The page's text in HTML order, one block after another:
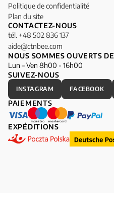
Politique de confidentialité
Plan du site
CONTACTEZ-NOUS
tél. +48 502 836 137
aide@ctnbee.com
NOUS SOMMES OUVERTS DE
Lun – Ven 8h00 - 16h00
SUIVEZ-NOUS
INSTAGRAM FACEBOOK
PAIEMENTS
EXPÉDITIONS